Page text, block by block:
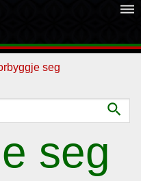
dehaze
seg
search
seg